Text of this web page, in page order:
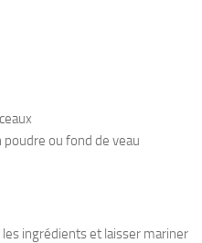
poudre ou fond de veau
ingrédients et laisser mariner